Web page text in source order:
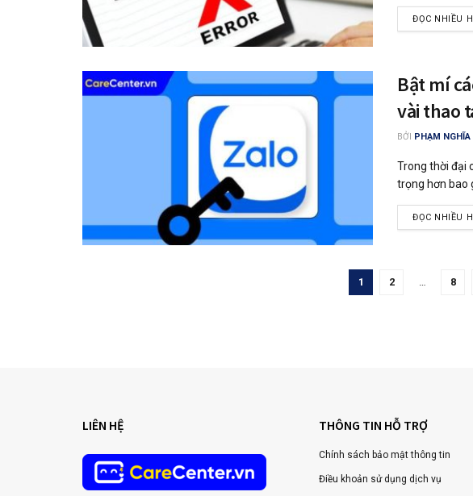
ĐỌC NHIỀU
Bật mí
vài thao
BỞI PHẠM NGHĨA
Trong thời đại
trọng hơn bao
ĐỌC NHIỀU
1 2 8
LIÊN HỆ THÔNG TIN HỖ TRỢ
Chính sách bảo mật thông tin
Điều khoản sử dụng dịch vụ